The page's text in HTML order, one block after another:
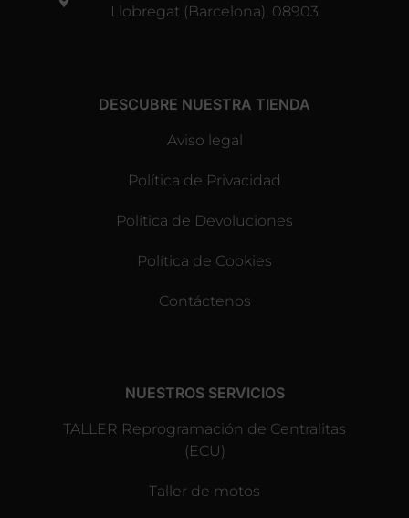
Llobregat (Barcelona), 08903
DESCUBRE NUESTRA TIENDA
Aviso legal
Política de Privacidad
Política de Devoluciones
Política de Cookies
Contáctenos
NUESTROS SERVICIOS
TALLER Reprogramación de Centralitas
(ECU)
Taller de motos